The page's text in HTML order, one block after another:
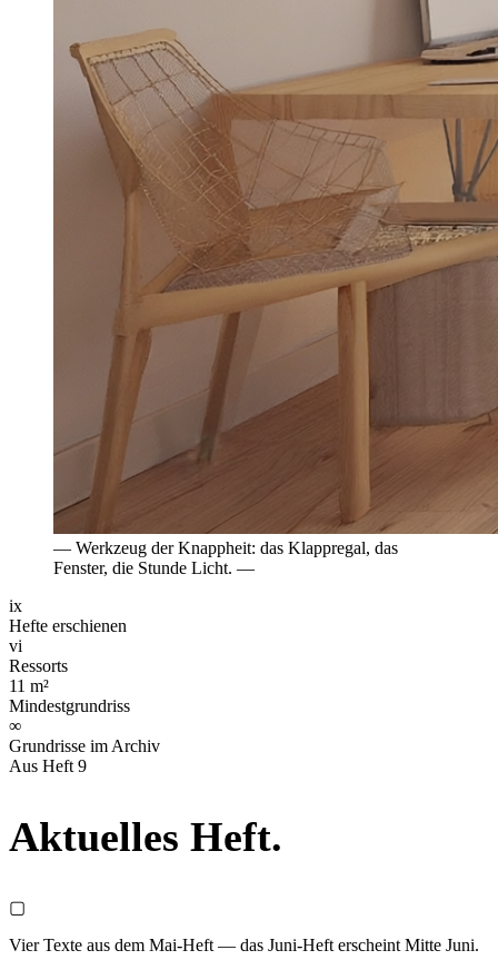
— Werkzeug der Knappheit: das Klappregal, das
Fenster, die Stunde Licht. —
ix
Hefte erschienen
vi
Ressorts
11 m²
Mindestgrundriss
∞
Grundrisse im Archiv
Aus Heft 9
Aktuelles Heft.
▢
Vier Texte aus dem Mai-Heft — das Juni-Heft erscheint Mitte Juni.